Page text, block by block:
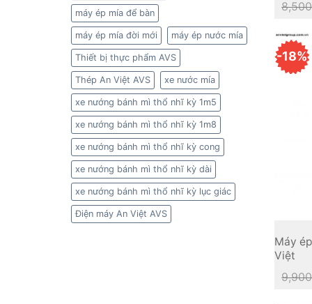
máy ép mía để bàn
máy ép mía đời mới máy ép nước mía
Thiết bị thực phẩm AVS
Thép An Việt AVS xe nước mía
xe nướng bánh mì thổ nhĩ kỳ 1m5
xe nướng bánh mì thổ nhĩ kỳ 1m8
xe nướng bánh mì thổ nhĩ kỳ cong
xe nướng bánh mì thổ nhĩ kỳ dài
xe nướng bánh mì thổ nhĩ kỳ lục giác
Điện máy An Việt AVS
-18%
Máy
Việt